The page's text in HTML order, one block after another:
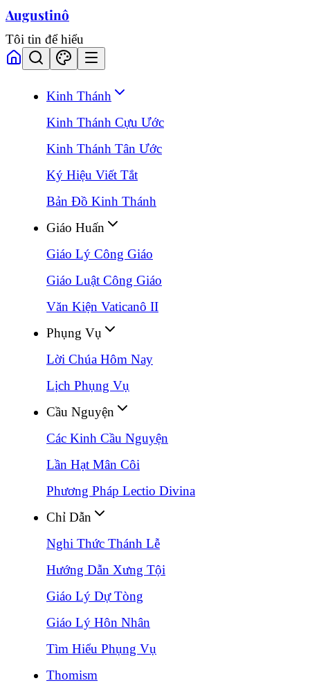
Augustinô
Tôi tin để hiểu
Kinh Thánh
Kinh Thánh Cựu Ước
Kinh Thánh Tân Ước
Ký Hiệu Viết Tắt
Bản Đồ Kinh Thánh
Giáo Huấn
Giáo Lý Công Giáo
Giáo Luật Công Giáo
Văn Kiện Vaticanô II
Phụng Vụ
Lời Chúa Hôm Nay
Lịch Phụng Vụ
Cầu Nguyện
Các Kinh Cầu Nguyện
Lần Hạt Mân Côi
Phương Pháp Lectio Divina
Chỉ Dẫn
Nghi Thức Thánh Lễ
Hướng Dẫn Xưng Tội
Giáo Lý Dự Tòng
Giáo Lý Hôn Nhân
Tìm Hiểu Phụng Vụ
Thomism